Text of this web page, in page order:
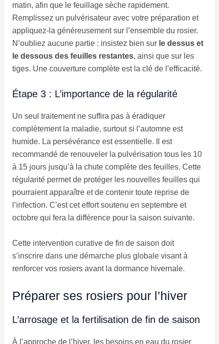
matin, afin que le feuillage sèche rapidement.
Remplissez un pulvérisateur avec votre préparation et
appliquez-la généreusement sur l’ensemble du rosier.
N’oubliez aucune partie : insistez bien sur le dessus et
le dessous des feuilles restantes, ainsi que sur les
tiges. Une couverture complète est la clé de l’efficacité.
Étape 3 : L’importance de la régularité
Un seul traitement ne suffira pas à éradiquer
complètement la maladie, surtout si l’automne est
humide. La persévérance est essentielle. Il est
recommandé de renouveler la pulvérisation tous les 10
à 15 jours jusqu’à la chute complète des feuilles. Cette
régularité permet de protéger les nouvelles feuilles qui
pourraient apparaître et de contenir toute reprise de
l’infection. C’est cet effort soutenu en septembre et
octobre qui fera la différence pour la saison suivante.
Cette intervention curative de fin de saison doit
s’inscrire dans une démarche plus globale visant à
renforcer vos rosiers avant la dormance hivernale.
Préparer ses rosiers pour l’hiver
L’arrosage et la fertilisation de fin de saison
À l’approche de l’hiver, les besoins en eau du rosier